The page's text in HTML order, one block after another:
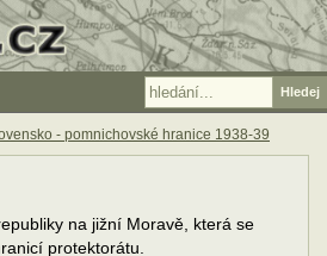
na jižní Moravě, která se
protektorátu.
- pomnichovské hranice 1938-39